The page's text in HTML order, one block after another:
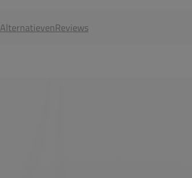
AlternatievenReviews